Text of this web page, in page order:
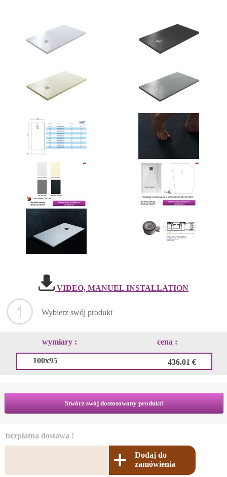
VIDEO, MANUEL INSTALLATION
Wybierz swój produkt
wymiary : cena :
100x95 436.01 €
Stwórz swój dostosowany produkt!
bezpłatna dostawa !
Dodaj do
zamówienia